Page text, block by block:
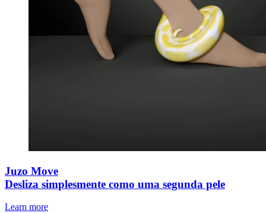
Juzo Move
Desliza simplesmente como uma segunda pele
Learn more